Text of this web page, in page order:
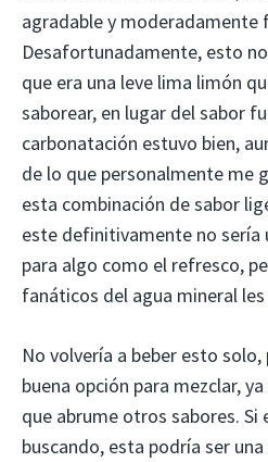
agradable y moderadamente
Desafortunadamente, esto
que era una leve lima limón
saborear, en lugar del sabor
carbonatación estuvo bien,
de lo que personalmente me
esta combinación de sabor
este definitivamente no sería
para algo como el refresco,
fanáticos del agua mineral
No volvería a beber esto
buena opción para mezclar,
que abrume otros sabores. Si
buscando, esta podría ser